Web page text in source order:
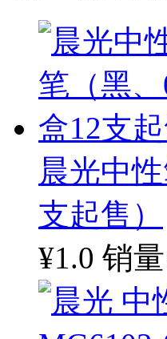
晨光中
支起售）
¥1.0 销